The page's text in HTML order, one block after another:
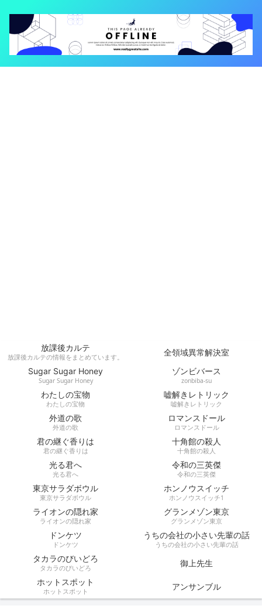
放課後カルテ
放課後カルテの情報をまとめています。
全領域異常解決室
Sugar Sugar Honey
Sugar Sugar Honey
ゾンビバース
zonbiba-su
わたしの宝物
わたしの宝物
嘘解きレトリック
嘘解きレトリック
外道の歌
外道の歌
ロマンスドール
ロマンスドール
君の継ぐ香りは
君の継ぐ香りは
十角館の殺人
十角館の殺人
光る君へ
光る君へ
令和の三英傑
令和の三英傑
東京サラダボウル
東京サラダボウル
ホンノウスイッチ
ホンノウスイッチ1
ライオンの隠れ家
ライオンの隠れ家
グランメゾン東京
グランメゾン東京
ドンケツ
ドンケツ
うちの会社の小さい先輩の話
うちの会社の小さい先輩の話
タカラのびいどろ
タカラのびいどろ
御上先生
ホットスポット
ホットスポット アンサンブル